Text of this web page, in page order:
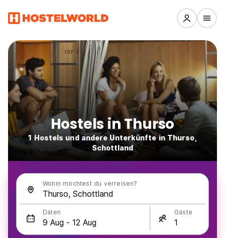
Hostels in Thurso
1 Hostels und andere Unterkünfte in Thurso,
Schottland
Wohin möchtest du verreisen?
Daten Gäste